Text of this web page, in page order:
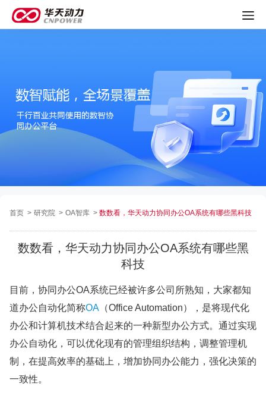
首页 > 研究院 > OA智库 > 数数看，华天动力协同办公OA系统有哪些黑科技
数数看，华天动力协同办公OA系统有哪些黑
科技
目前，协同办公OA系统已经被许多公司所熟知，大家都知
道办公自动化简称OA （Office Automation），是将现代化
办公和计算机技术结合起来的一种新型办公方式。通过实现
办公自动化，可以优化现有的管理组织结构，调整管理机
制，在提高效率的基础上，增加协同办公能力，强化决策的
一致性。